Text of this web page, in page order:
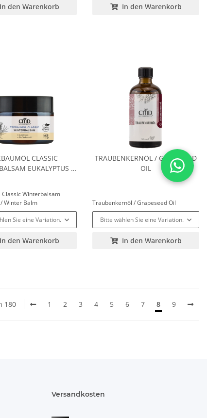
In den Warenkorb
In den Warenkorb
CLASSIC
EUKALYPTUS /
Winterbalsam
Winter Balm
Sie eine Variation.
In den Warenkorb
TRAUBENKERNÖL / GRAPESEED
OIL
Traubenkernöl / Grapeseed Oil
Bitte wählen Sie eine Variation.
In den Warenkorb
180 1 2 3 4 5 6 7 8 9
Versandkosten